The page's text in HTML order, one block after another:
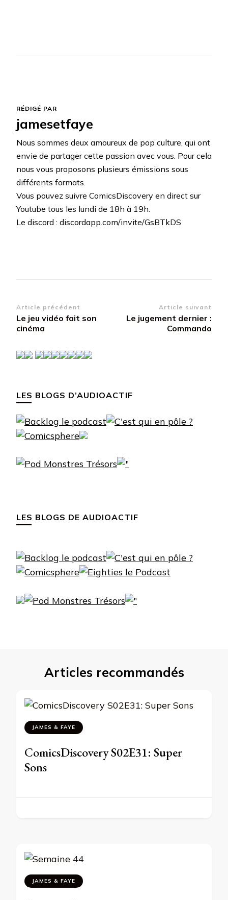
RÉDIGÉ PAR
jamesetfaye
Nous sommes deux amoureux de pop culture, qui ont
envie de partager cette passion avec vous. Pour cela
nous vous proposons plusieurs émissions sous
différents formats.
Vous pouvez suivre ComicsDiscovery en direct sur
Youtube tous les lundi de 18h à 19h.
Le discord : discordapp.com/invite/GsBTkDS
Navigation
d’article
Article précédent
Le jeu vidéo fait son
cinéma
Article suivant
Le jugement dernier :
Commando
LES BLOGS D’AUDIOACTIF
LES BLOGS DE AUDIOACTIF
Articles recommandés
JAMES & FAYE
ComicsDiscovery S02E31: Super
Sons
JAMES & FAYE